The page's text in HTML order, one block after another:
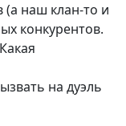
(а наш клан-то и
конкурентов.
на дуэль